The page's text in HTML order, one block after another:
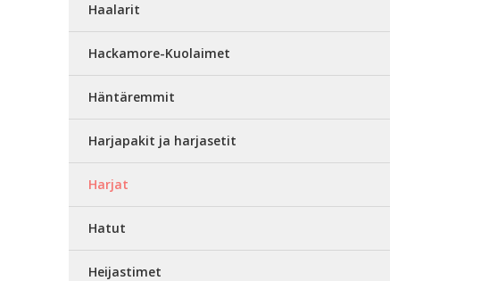
Haalarit
Hackamore-Kuolaimet
Häntäremmit
Harjapakit ja harjasetit
Harjat
Hatut
Heijastimet